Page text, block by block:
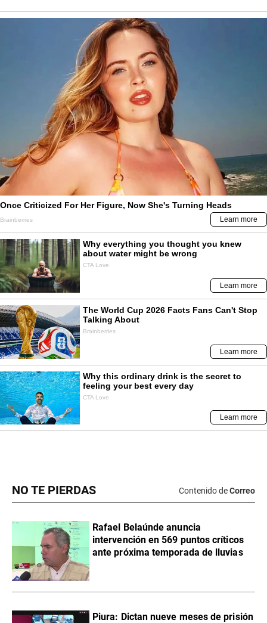
NO TE PIERDAS Contenido deCorreo
Rafael Belaúnde anuncia
intervención en 569 puntos críticos
ante próxima temporada de lluvias
Piura: Dictan nueve meses de prisión